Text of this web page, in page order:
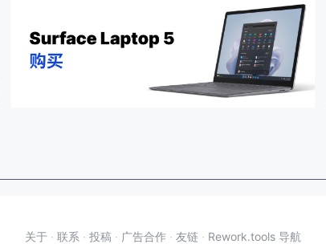
关于 · 联系 · 投稿 · 广告合作 · 友链 · Rework.tools 导航